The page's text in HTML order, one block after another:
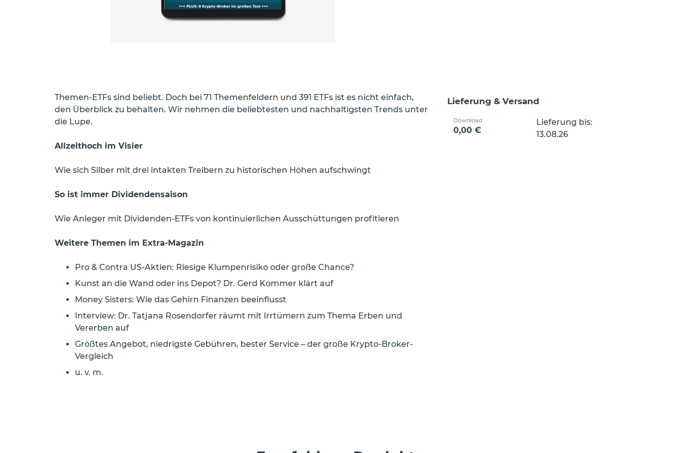
Themen-ETFs sind beliebt. Doch bei 71 Themenfeldern und 391 ETFs ist es nicht einfach,
den Überblick zu behalten. Wir nehmen die beliebtesten und nachhaltigsten Trends unter
die Lupe.
Allzeithoch im Visier
Wie sich Silber mit drei intakten Treibern zu historischen Höhen aufschwingt
So ist immer Dividendensaison
Wie Anleger mit Dividenden-ETFs von kontinuierlichen Ausschüttungen profitieren
Weitere Themen im Extra-Magazin
Pro & Contra US-Aktien: Riesige Klumpenrisiko oder große Chance?
Kunst an die Wand oder ins Depot? Dr. Gerd Kommer klärt auf
Money Sisters: Wie das Gehirn Finanzen beeinflusst
Interview: Dr. Tatjana Rosendorfer räumt mit Irrtümern zum Thema Erben und
Vererben auf
Größtes Angebot, niedrigste Gebühren, bester Service – der große Krypto-Broker-
Vergleich
u. v. m.
Lieferung & Versand
Download
0,00 €
Lieferung bis:
13.08.26